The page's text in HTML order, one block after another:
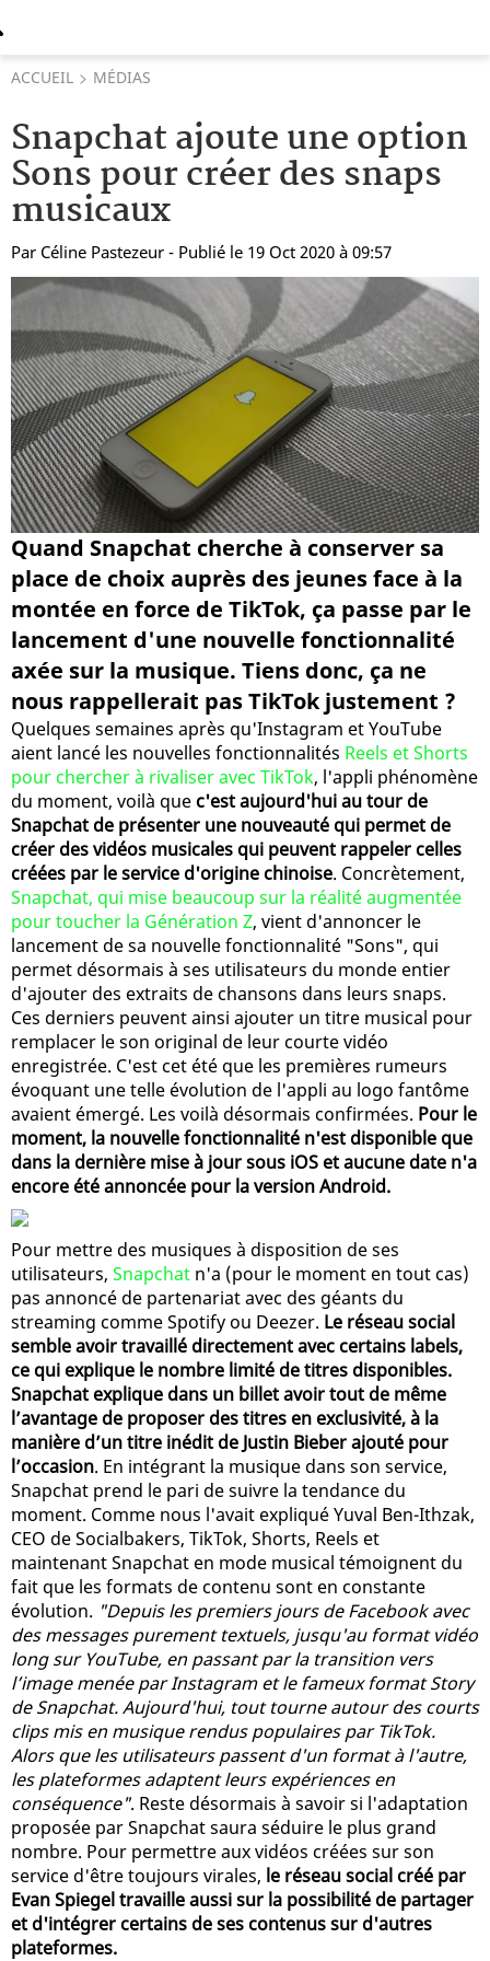
ACCUEIL MÉDIAS
Snapchat ajoute une option
Sons pour créer des snaps
musicaux
Par Céline Pastezeur - Publié le 19 Oct 2020 à 09:57
Quand Snapchat cherche à conserver sa
place de choix auprès des jeunes face à la
montée en force de TikTok, ça passe par le
lancement d'une nouvelle fonctionnalité
axée sur la musique. Tiens donc, ça ne
nous rappellerait pas TikTok justement ?
Quelques semaines après qu'Instagram et YouTube
aient lancé les nouvelles fonctionnalités Reels et Shorts
pour chercher à rivaliser avec TikTok, l'appli phénomène
du moment, voilà que c'est aujourd'hui au tour de
Snapchat de présenter une nouveauté qui permet de
créer des vidéos musicales qui peuvent rappeler celles
créées par le service d'origine chinoise. Concrètement,
Snapchat, qui mise beaucoup sur la réalité augmentée
pour toucher la Génération Z, vient d'annoncer le
lancement de sa nouvelle fonctionnalité "Sons", qui
permet désormais à ses utilisateurs du monde entier
d'ajouter des extraits de chansons dans leurs snaps.
Ces derniers peuvent ainsi ajouter un titre musical pour
remplacer le son original de leur courte vidéo
enregistrée. C'est cet été que les premières rumeurs
évoquant une telle évolution de l'appli au logo fantôme
avaient émergé. Les voilà désormais confirmées. Pour le
moment, la nouvelle fonctionnalité n'est disponible que
dans la dernière mise à jour sous iOS et aucune date n'a
encore été annoncée pour la version Android.
Pour mettre des musiques à disposition de ses
utilisateurs, Snapchat n'a (pour le moment en tout cas)
pas annoncé de partenariat avec des géants du
streaming comme Spotify ou Deezer. Le réseau social
semble avoir travaillé directement avec certains labels,
ce qui explique le nombre limité de titres disponibles.
Snapchat explique dans un billet avoir tout de même
l’avantage de proposer des titres en exclusivité, à la
manière d’un titre inédit de Justin Bieber ajouté pour
l’occasion. En intégrant la musique dans son service,
Snapchat prend le pari de suivre la tendance du
moment. Comme nous l'avait expliqué Yuval Ben-Ithzak,
CEO de Socialbakers, TikTok, Shorts, Reels et
maintenant Snapchat en mode musical témoignent du
fait que les formats de contenu sont en constante
évolution. "Depuis les premiers jours de Facebook avec
des messages purement textuels, jusqu'au format vidéo
long sur YouTube, en passant par la transition vers
l’image menée par Instagram et le fameux format Story
de Snapchat. Aujourd'hui, tout tourne autour des courts
clips mis en musique rendus populaires par TikTok.
Alors que les utilisateurs passent d'un format à l'autre,
les plateformes adaptent leurs expériences en
conséquence". Reste désormais à savoir si l'adaptation
proposée par Snapchat saura séduire le plus grand
nombre. Pour permettre aux vidéos créées sur son
service d'être toujours virales, le réseau social créé par
Evan Spiegel travaille aussi sur la possibilité de partager
et d'intégrer certains de ses contenus sur d'autres
plateformes.